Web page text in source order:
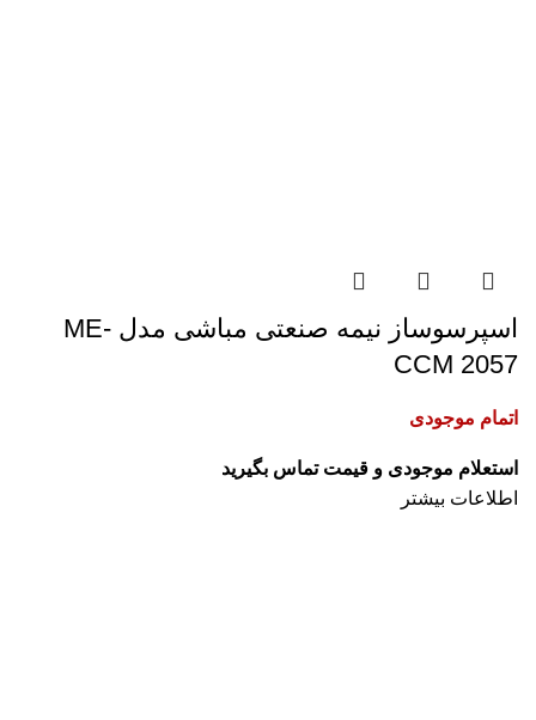
اسپرسوساز نیمه صنعتی مباشی مدل ME-
CCM 2057
اتمام موجودی
اطلاعات بیشتر